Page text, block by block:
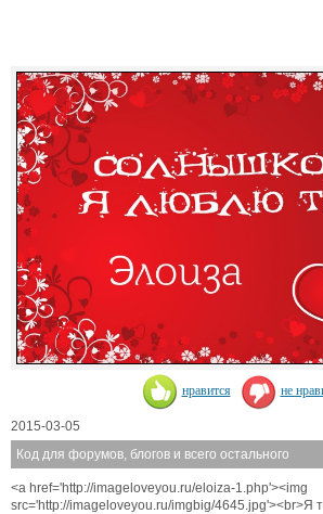
нравится не
2015-03-05
Код для форумов, блогов и всего остального
<a href='http://imageloveyou.ru/eloiza-1.php'><img
src='http://imageloveyou.ru/imgbig/4645.jpg'><br>Я